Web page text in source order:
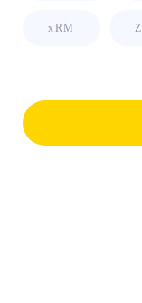
xRM